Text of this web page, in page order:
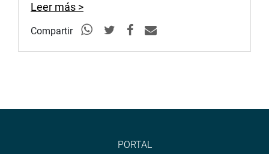
balón de 10 kilos.
INDECOPI
fiscalización de ese organismo en el mercado de
Leer más >
Compartir
PORTAL